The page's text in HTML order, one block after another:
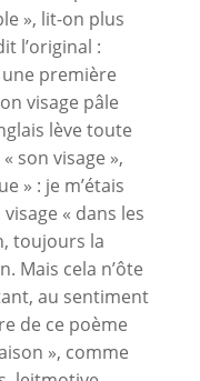
», lit-on plus
l’original :
première
visage pâle
lève toute
son visage »,
» : je m’étais
« dans les
toujours la
Mais cela n’ôte
au sentiment
de ce poème
», comme